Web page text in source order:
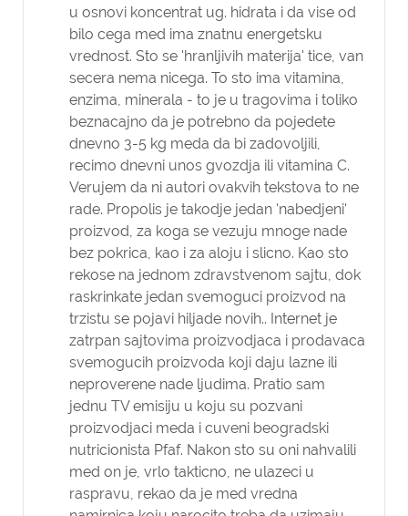
u osnovi koncentrat ug. hidrata i da vise od
bilo cega med ima znatnu energetsku
vrednost. Sto se 'hranljivih materija' tice, van
secera nema nicega. To sto ima vitamina,
enzima, minerala - to je u tragovima i toliko
beznacajno da je potrebno da pojedete
dnevno 3-5 kg meda da bi zadovoljili,
recimo dnevni unos gvozdja ili vitamina C.
Verujem da ni autori ovakvih tekstova to ne
rade. Propolis je takodje jedan 'nabedjeni'
proizvod, za koga se vezuju mnoge nade
bez pokrica, kao i za aloju i slicno. Kao sto
rekose na jednom zdravstvenom sajtu, dok
raskrinkate jedan svemoguci proizvod na
trzistu se pojavi hiljade novih.. Internet je
zatrpan sajtovima proizvodjaca i prodavaca
svemogucih proizvoda koji daju lazne ili
neproverene nade ljudima. Pratio sam
jednu TV emisiju u koju su pozvani
proizvodjaci meda i cuveni beogradski
nutricionista Pfaf. Nakon sto su oni nahvalili
med on je, vrlo takticno, ne ulazeci u
raspravu, rekao da je med vredna